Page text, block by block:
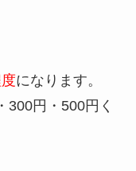
になります。
300円・500円く